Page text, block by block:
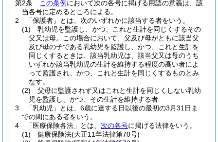
第2条
この条例 において次の各号に掲げる用語の意義は、該
当各号に定めるところによる。
2
「保護者」とは、次のいずれかに該当する者をいう。
(1)
乳幼児を監護し、かつ、これと生計を同じくするその
父又は母。
この場合において、父及び母がともに該当父
及び母の子である乳幼児を監護し、かつ、これと生計を
同じくするときは、該当乳幼児は、該当父又は母のうち
いずれか該当乳幼児の生計を維持する程度の高い者によ
って監護され、かつ、これと生計を同じくするものとみ
なす。
(2)
父母に監護されず又はこれと生計を同じくしない乳幼
児を監護し、かつ、その生計を維持する者
3
「乳幼児」とは、6歳に達する日以後の最初の3月31日ま
での間にある者をいう。
4
「医療保険各法」とは、 次の各号に掲げる法律をいう。
(1)
健康保険法(大正11年法律第70号)